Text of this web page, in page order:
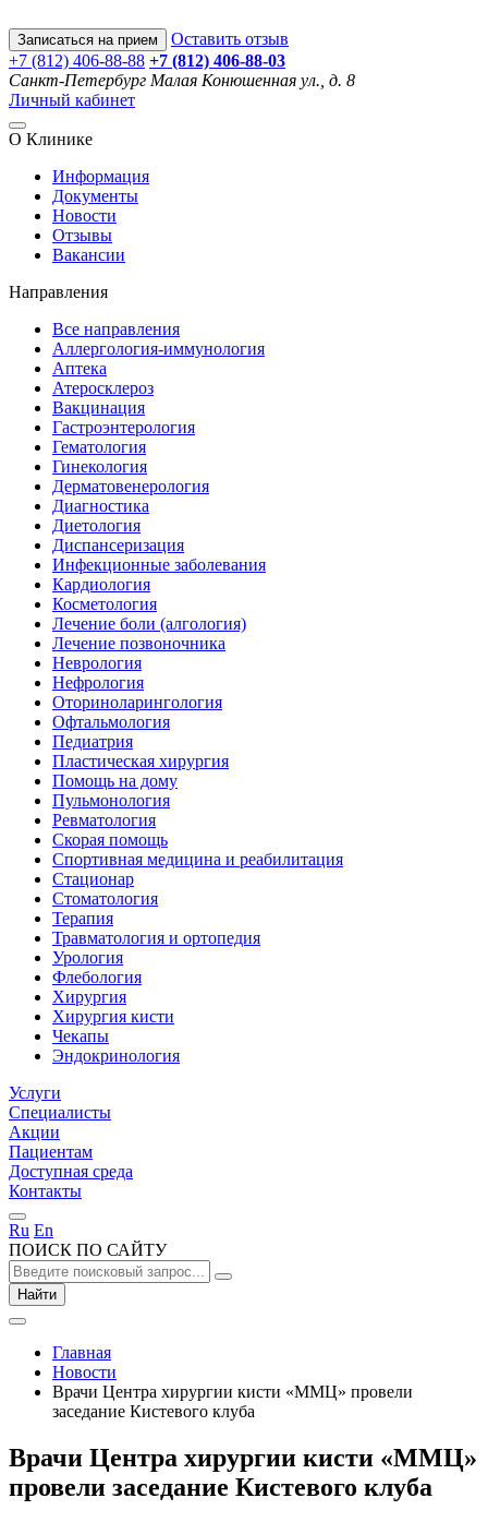
Записаться на прием
Оставить отзыв
+7 (812) 406-88-88 +7 (812) 406-88-03
Санкт-Петербург Малая Конюшенная ул., д. 8
Личный кабинет
О Клинике
Информация
Документы
Новости
Отзывы
Вакансии
Направления
Все направления
Аллергология-иммунология
Аптека
Атеросклероз
Вакцинация
Гастроэнтерология
Гематология
Гинекология
Дерматовенерология
Диагностика
Диетология
Диспансеризация
Инфекционные заболевания
Кардиология
Косметология
Лечение боли (алгология)
Лечение позвоночника
Неврология
Нефрология
Оториноларингология
Офтальмология
Педиатрия
Пластическая хирургия
Помощь на дому
Пульмонология
Ревматология
Скорая помощь
Спортивная медицина и реабилитация
Стационар
Стоматология
Терапия
Травматология и ортопедия
Урология
Флебология
Хирургия
Хирургия кисти
Чекапы
Эндокринология
Услуги
Специалисты
Акции
Пациентам
Доступная среда
Контакты
Ru En
ПОИСК ПО САЙТУ
Найти
Главная
Новости
Врачи Центра хирургии кисти «ММЦ» провели
заседание Кистевого клуба
Врачи Центра хирургии кисти «ММЦ»
провели заседание Кистевого клуба